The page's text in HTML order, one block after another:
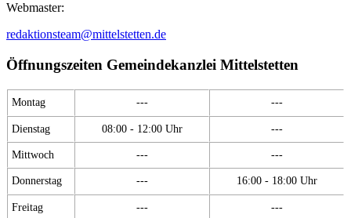
Webmaster:
redaktionsteam@mittelstetten.de
Öffnungszeiten Gemeindekanzlei Mittelstetten
Montag --- ---
Dienstag 08:00 - 12:00 Uhr ---
Mittwoch --- ---
Donnerstag --- 16:00 - 18:00 Uhr
Freitag --- ---